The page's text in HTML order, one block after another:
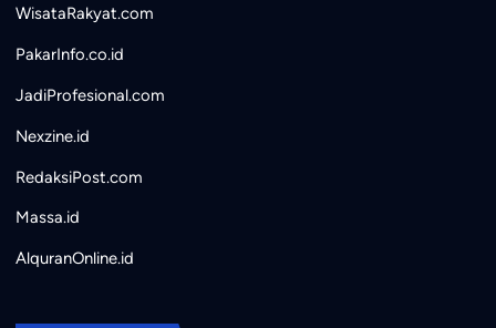
WisataRakyat.com
PakarInfo.co.id
JadiProfesional.com
Nexzine.id
RedaksiPost.com
Massa.id
AlquranOnline.id